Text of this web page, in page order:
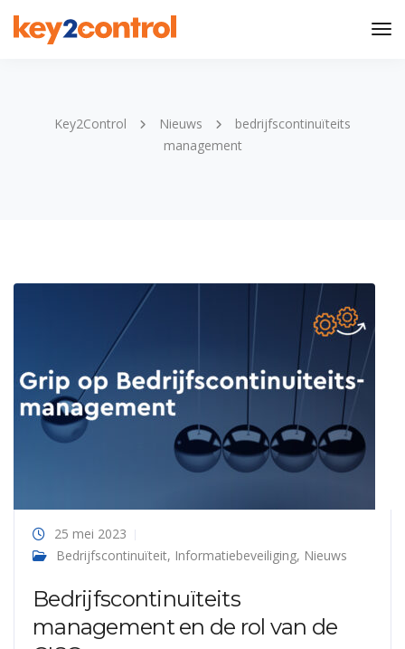
Key2Control Nieuws
bedrijfscontinuïteits
management
25 mei 2023
Bedrijfscontinuïteit, Informatiebeveiliging, Nieuws
Bedrijfscontinuïteits
management en de rol van de